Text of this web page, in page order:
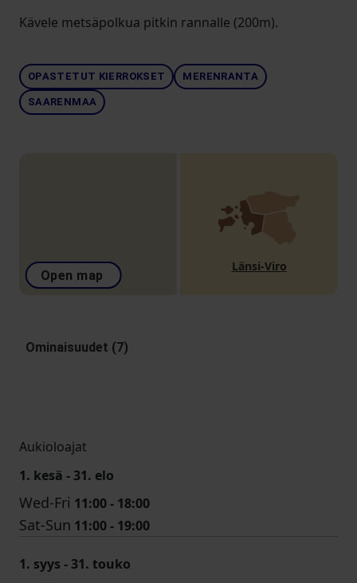
Kävele metsäpolkua pitkin rannalle (200m).
OPASTETUT KIERROKSET MERENRANTA
SAARENMAA
Open map
Länsi-Viro
Ominaisuudet (7)
Aukioloajat
1. kesä - 31. elo
Wed-Fri 11:00 - 18:00
Sat-Sun 11:00 - 19:00
1. syys - 31. touko